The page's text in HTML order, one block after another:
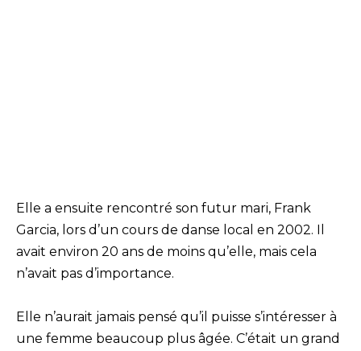
Elle a ensuite rencontré son futur mari, Frank
Garcia, lors d’un cours de danse local en 2002. Il
avait environ 20 ans de moins qu’elle, mais cela
n’avait pas d’importance.
Elle n’aurait jamais pensé qu’il puisse s’intéresser à
une femme beaucoup plus âgée. C’était un grand